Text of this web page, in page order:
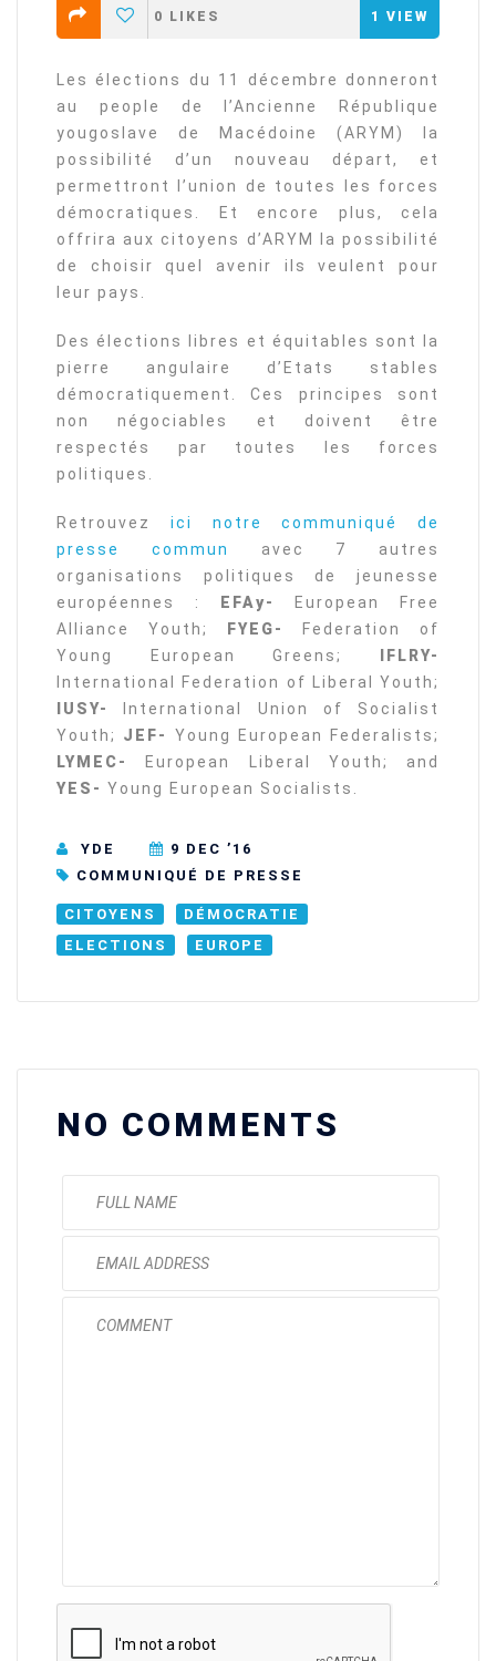
0 LIKES 1 VIEW
Les élections du 11 décembre donneront
au people de l’Ancienne République
yougoslave de Macédoine (ARYM) la
possibilité d’un nouveau départ, et
permettront l’union de toutes les forces
démocratiques. Et encore plus, cela
offrira aux citoyens d’ARYM la possibilité
de choisir quel avenir ils veulent pour
leur pays.
Des élections libres et équitables sont la
pierre angulaire d’Etats stables
démocratiquement. Ces principes sont
non négociables et doivent être
respectés par toutes les forces
politiques.
Retrouvez ici notre communiqué de
presse commun
avec 7 autres
organisations politiques de jeunesse
européennes :
EFAy-
European Free
Alliance Youth;
FYEG-
Federation of
Young European Greens;
IFLRY-
International Federation of Liberal Youth;
IUSY-
International Union of Socialist
Youth; JEF-
Young European Federalists;
LYMEC-
European Liberal Youth; and
YES- Young European Socialists.
YDE
9 DEC ’16
COMMUNIQUÉ DE PRESSE
CITOYENS
DÉMOCRATIE
ELECTIONS
EUROPE
NO COMMENTS